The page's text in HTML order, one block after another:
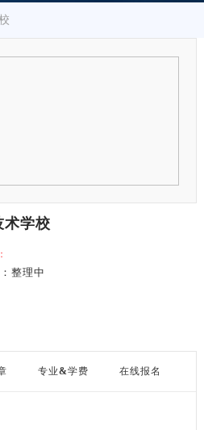
术学校
整理中
专业&学费 在线报名